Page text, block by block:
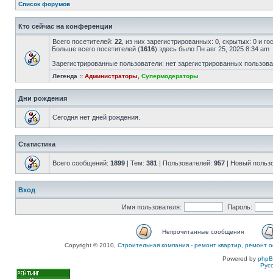
Список форумов
Кто сейчас на конференции
Всего посетителей: 22 , из них зарегистрированных: 0, скрытых: 0 и
Больше всего посетителей (1616) здесь было Пн авг 25, 2025 8:34 am
Зарегистрированные пользователи: нет зарегистрированных
Легенда :: Администраторы Супермодераторы
Дни рождения
Сегодня нет дней рождения.
Статистика
Всего сообщений: 1899 | Тем: 381 | Пользователей: 957 | Новый
Вход
Имя пользователя: Пароль:
Непрочитанные сообщения
Copyright © 2010, Строительная компания - ремонт квартир, ремонт
Powered by